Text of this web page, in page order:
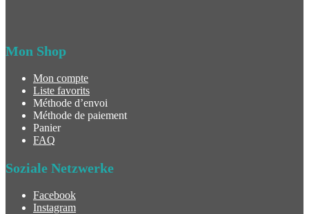
Mon Shop
Mon compte
Liste favorits
Méthode d’envoi
Méthode de paiement
Panier
FAQ
Soziale Netzwerke
Facebook
Instagram